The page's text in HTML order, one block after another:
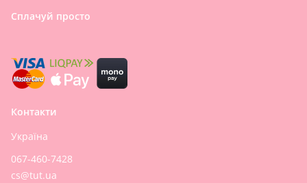
Сплачуй просто
Контакти
Україна
067-460-7428
cs@tut.ua